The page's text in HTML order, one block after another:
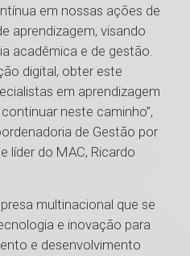
em nossas ações de
aprendizagem, visando
acadêmica e de gestão.
digital, obter este
em aprendizagem
neste caminho”,
de Gestão por
líder do MAC, Ricardo
multinacional que se
e inovação para
e desenvolvimento